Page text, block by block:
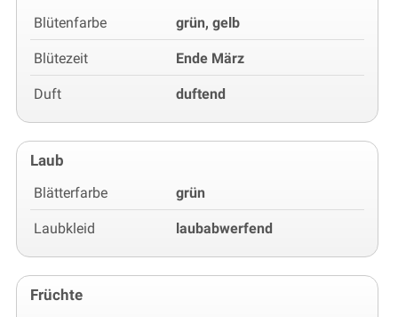
Blütenfarbe grün, gelb
Blütezeit Ende März
Duft duftend
Laub
Blätterfarbe grün
Laubkleid laubabwerfend
Früchte